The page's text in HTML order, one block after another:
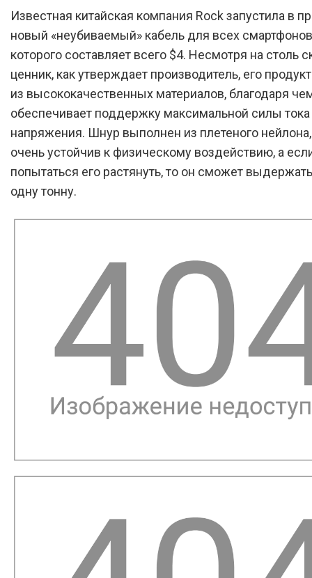
Известная китайская компания Rock запустила в
новый «неубиваемый» кабель для всех
которого составляет всего $4. Несмотря на столь
ценник, как утверждает производитель, его
из высококачественных материалов, благодаря
обеспечивает поддержку максимальной силы тока
напряжения. Шнур выполнен из плетеного
очень устойчив к физическому воздействию, а
попытаться его растянуть, то он сможет
одну тонну.